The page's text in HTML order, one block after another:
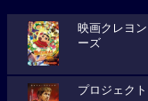
映画クレヨ
ーズ
プロジェク